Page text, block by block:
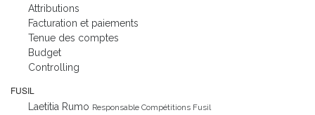
Attributions
Facturation et paiements
Tenue des comptes
Budget
Controlling
FUSIL
Laetitia Rumo Responsable Compétitions Fusil